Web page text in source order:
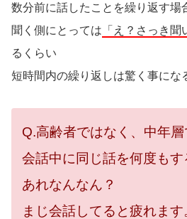
数分前に話したことを繰り返す場
聞く側にとっては 「え？さっき聞
るくらい
短時間内の繰り返しは驚く事にな
Q.高齢者ではなく、中年層
会話中に同じ話を何度も
あれなんなん？
まじ会話してると疲れます